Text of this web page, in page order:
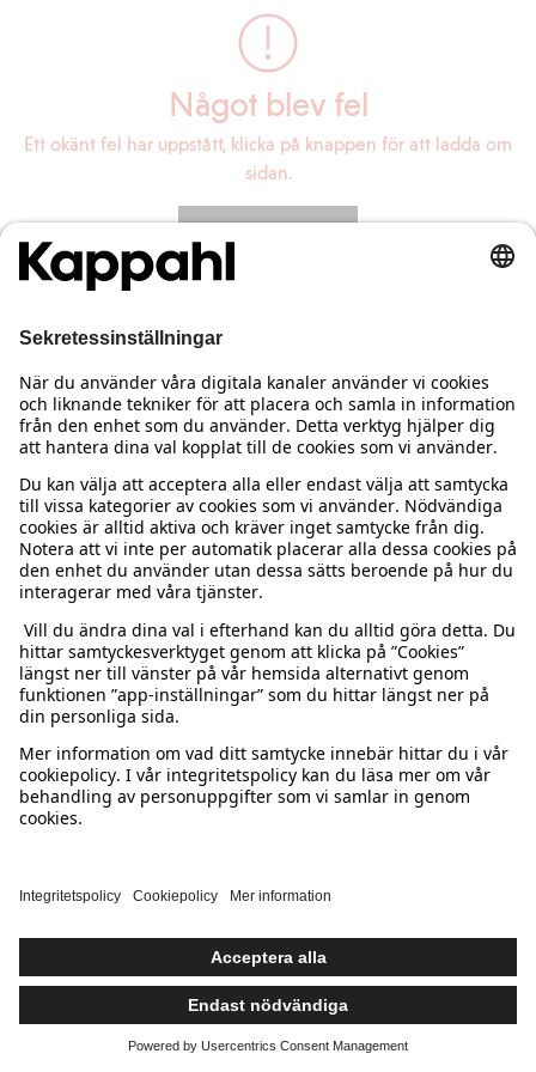
Något blev fel
Ett okänt fel har uppstått, klicka på knappen för att ladda om
sidan.